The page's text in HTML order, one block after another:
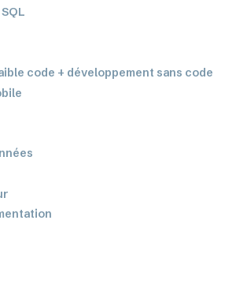
code + développement sans code